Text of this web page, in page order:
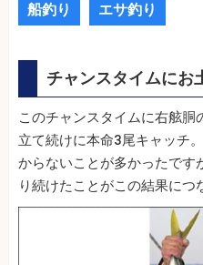
船釣り エサ釣り
チャンスタイムにお
このチャンスタイムに右舷胴
立て続けに本命3尾キャッチ
からないことが多かったです
り続けたことがこの結果につ